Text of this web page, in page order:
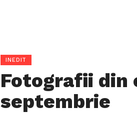
INEDIT
Fotografii din
septembrie